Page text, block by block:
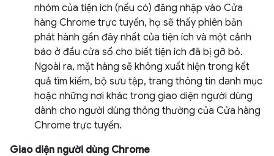
nhóm của tiện ích (nếu có) đăng nhập vào Cửa
hàng Chrome trực tuyến, họ sẽ thấy phiên bản
phát hành gần đây nhất của tiện ích và một cảnh
báo ở đầu cửa sổ cho biết tiện ích đã bị gỡ bỏ.
Ngoài ra, mặt hàng sẽ không xuất hiện trong kết
quả tìm kiếm, bộ sưu tập, trang thông tin danh mục
hoặc những nơi khác trong giao diện người dùng
dành cho người dùng thông thường của Cửa hàng
Chrome trực tuyến.
Giao diện người dùng Chrome